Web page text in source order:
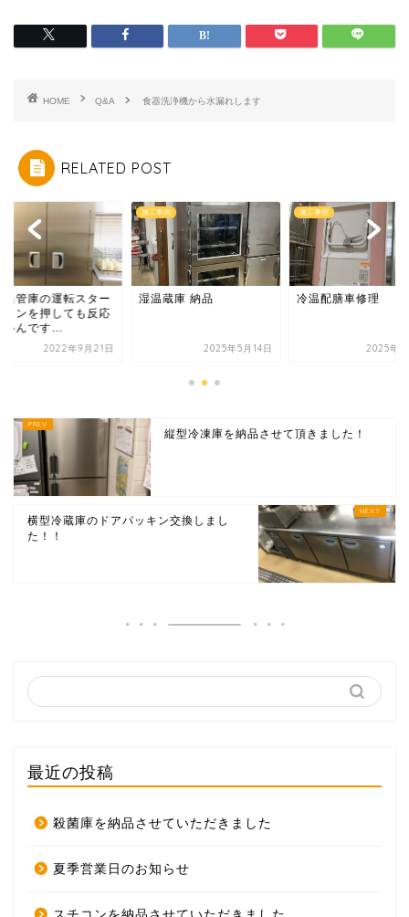
HOME Q&A 食器洗浄機から水漏れします
RELATED POST
保管庫の運転スター
タンを押しても反応
いんです…
2022年9月21日
施工事例
湿温蔵庫 納品
2025年5月14日
施工事例
冷温配膳車修理
2025年3
縦型冷凍庫を納品させて頂きました！
横型冷蔵庫のドアパッキン交換しまし
た！！
最近の投稿
殺菌庫を納品させていただきました
夏季営業日のお知らせ